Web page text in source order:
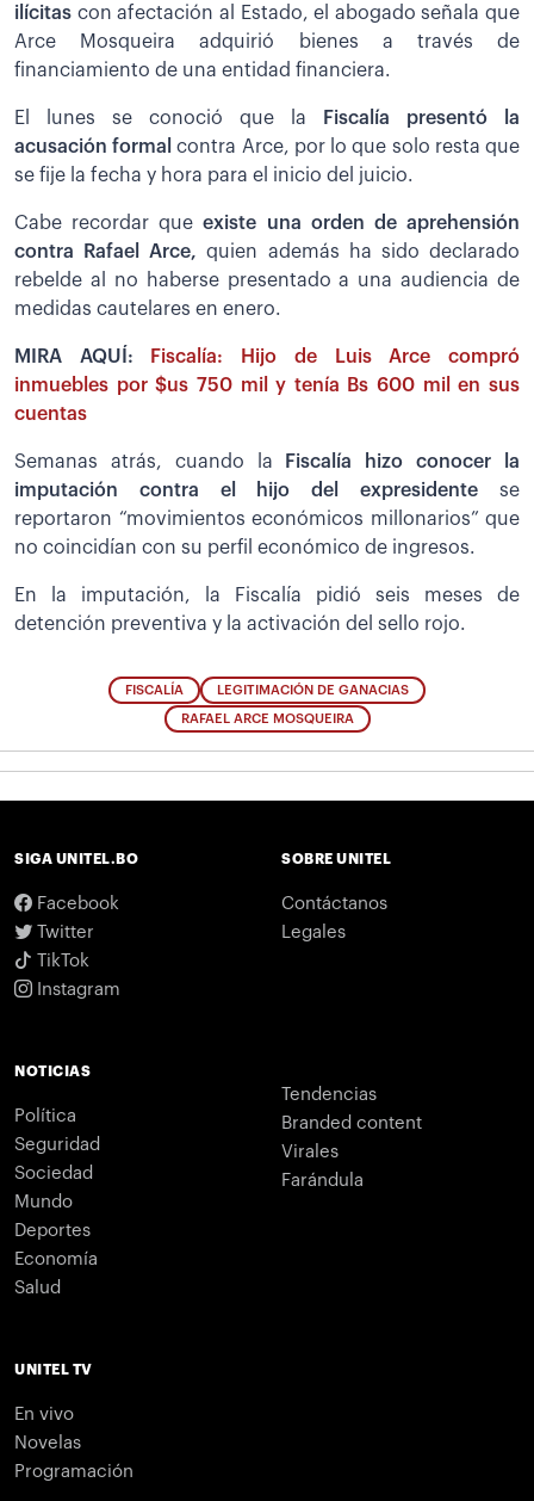
ilícitas con afectación al Estado, el abogado señala que
Arce Mosqueira adquirió bienes a través de
financiamiento de una entidad financiera.
El lunes se conoció que la
Fiscalía presentó la
acusación formal contra Arce, por lo que solo resta que
se fije la fecha y hora para el inicio del juicio.
Cabe recordar que existe una orden de aprehensión
contra Rafael Arce,quien además ha sido declarado
rebelde al no haberse presentado a una audiencia de
medidas cautelares en enero.
MIRA AQUÍ:
Fiscalía: Hijo de Luis Arce compró
inmuebles por $us 750 mil y tenía Bs 600 mil en sus
cuentas
Semanas atrás, cuando la Fiscalía hizo conocer la
imputación contra el hijo del expresidente se
reportaron “movimientos económicos millonarios” que
no coincidían con su perfil económico de ingresos.
En la imputación, la Fiscalía pidió seis meses de
detención preventiva y la activación del sello rojo.
FISCALÍA LEGITIMACIÓN DE GANACIAS
RAFAEL ARCE MOSQUEIRA
SIGA UNITEL.BO
Facebook
Twitter
TikTok
Instagram
SOBRE UNITEL
Contáctanos
Legales
NOTICIAS
Política
Seguridad
Sociedad
Mundo
Deportes
Economía
Salud
Tendencias
Branded content
Virales
Farándula
UNITEL TV
En vivo
Novelas
Programación